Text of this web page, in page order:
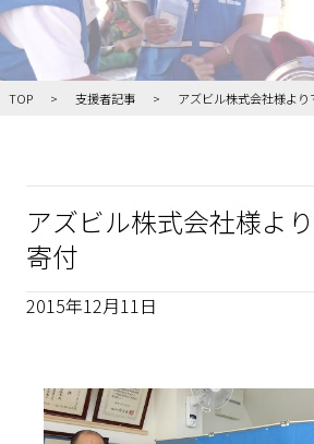
TOP 支援者記事 アズビル株式会社様よ
アズビル株式会社様よ
寄付
2015年12月11日